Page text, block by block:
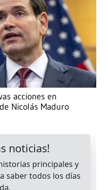
acciones en
Nicolás Maduro